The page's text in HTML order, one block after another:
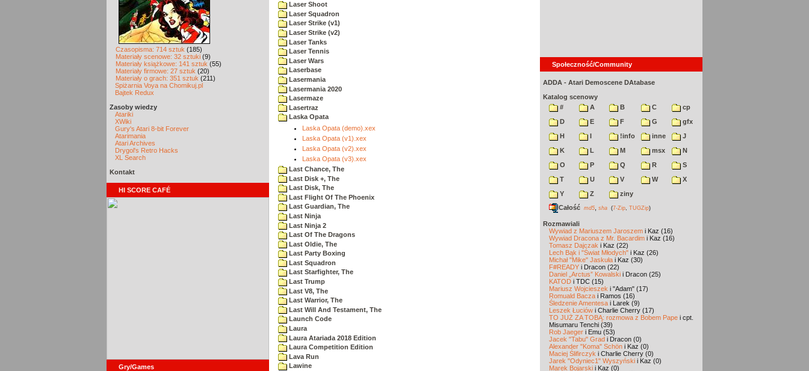
Czasopisma: 714 sztuk (185)
Materiały scenowe: 32 sztuki (9)
Materiały książkowe: 141 sztuk (55)
Materiały firmowe: 27 sztuk (20)
Materiały o grach: 351 sztuk (211)
Spiżarnia Voya na Chomikuj.pl
Bajtek Redux
Zasoby wiedzy
Atariki
XWiki
Gury's Atari 8-bit Forever
Atarimania
Atari Archives
Drygol's Retro Hacks
XL Search
Kontakt
HI SCORE CAFÉ
Gry/Games
Laser Shoot
Laser Squadron
Laser Strike (v1)
Laser Strike (v2)
Laser Tanks
Laser Tennis
Laser Wars
Laserbase
Lasermania
Lasermania 2020
Lasermaze
Lasertraz
Laska Opata
Laska Opata (demo).xex
Laska Opata (v1).xex
Laska Opata (v2).xex
Laska Opata (v3).xex
Last Chance, The
Last Disk +, The
Last Disk, The
Last Flight Of The Phoenix
Last Guardian, The
Last Ninja
Last Ninja 2
Last Of The Dragons
Last Oldie, The
Last Party Boxing
Last Squadron
Last Starfighter, The
Last Trump
Last V8, The
Last Warrior, The
Last Will And Testament, The
Launch Code
Laura
Laura Atariada 2018 Edition
Laura Competition Edition
Lava Run
Lawine
Społeczność/Community
ADDA - Atari Demoscene DAtabase
Katalog scenowy
#
A B C
cp
D
E F G
gfx
H
I !info inne
J
K
L M msx
N
O
P Q R
S
T
U V W
X
Y
Z
ziny
Całość md5 sha (7-Zip TUGZip)
Rozmawiali
Wywiad z Mariuszem Jaroszem i Kaz (16)
Wywiad Dracona z Mr. Bacardim i Kaz (16)
Tomasz Dajczak i Kaz (22)
Lech Bąk i "Świat Młodych" i Kaz (26)
Michał "Mike" Jaskuła i Kaz (30)
F#READY i Dracon (22)
Daniel „Arctus” Kowalski i Dracon (25)
KATOD i TDC (15)
Mariusz Wojcieszek i "Adam" (17)
Romuald Bacza i Ramos (16)
Śledzenie Amentesa i Larek (9)
Leszek Łuciów i Charlie Cherry (17)
TO JUŻ ZA TOBĄ: rozmowa z Bobem Pape i cpt.
Misumaru Tenchi (39)
Rob Jaeger i Emu (53)
Jacek "Tabu" Grad i Dracon (0)
Alexander "Koma" Schön i Kaz (0)
Maciej Ślifirczyk i Charlie Cherry (0)
Jarek "Odyniec1" Wyszyński i Kaz (0)
Marek Bojarski i Kaz (0)